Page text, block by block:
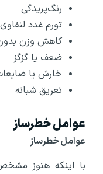
رنگ‌پریدگی
تورم غدد
کاهش وزن
ضعف یا گزگز
خارش یا
تعریق شبانه
عوامل خطرساز
عوامل خطرساز
با اینکه هنوز